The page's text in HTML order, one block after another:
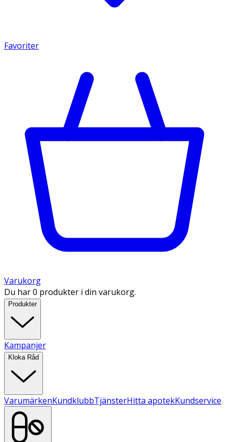
Favoriter
Varukorg
Du har 0 produkter i din varukorg.
Produkter
Kampanjer
Kloka Råd
VarumärkenKundklubbTjänsterHitta apotekKundservice